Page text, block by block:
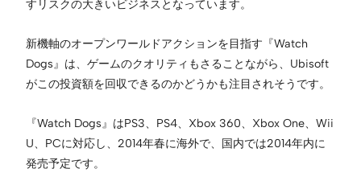
すリスクの大きいビジネスとなっています。
新機軸のオープンワールドアクションを目指す『Watch
Dogs』は、ゲームのクオリティもさることながら、Ubisoft
がこの投資額を回収できるのかどうかも注目されそうです。
『Watch Dogs』はPS3、PS4、Xbox 360、Xbox One、Wii
U、PCに対応し、2014年春に海外で、国内では2014年内に
発売予定です。